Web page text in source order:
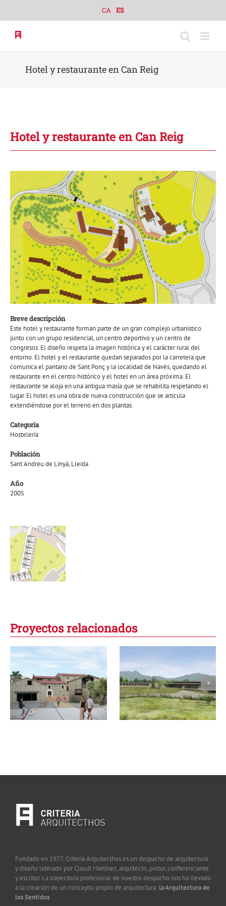
content
CA ES
Hotel y restaurante en Can Reig
Hotel y restaurante en Can Reig
Breve descripción
Este hotel y restaurante forman parte de un gran complejo urbanístico
junto con un grupo residencial, un centro deportivo y un centro de
congresos. El diseño respeta la imagen histórica y el carácter rural del
entorno. El hotel y el restaurante quedan separados por la carretera que
comunica el pantano de Sant Ponç y la localidad de Navés, quedando el
restaurante en el centro histórico y el hotel en un área próxima. El
restaurante se aloja en una antigua masía que se rehabilita respetando el
lugar. El hotel es una obra de nueva construcción que se articula
extendiéndose por el terreno en dos plantas.
Categoría
Hostelería
Población
Sant Andreu de Linyà, Lleida
Año
2005
Proyectos relacionados
Hotel
Aiguagelida,
Tamariu. Girona
Conjunto
residencial de
bungalows Can
Reig
Fundado en 1977, Criteria Arquitecthos es un despacho de arquitectura
y diseño liderado por Claudi Martínez, arquitecto, pintor, conferenciante
y escritor. La trayectoria profesional de nuestro despacho nos ha llevado
a la creación de un concepto propio de arquitectura: la Arquitectura de
los Sentidos